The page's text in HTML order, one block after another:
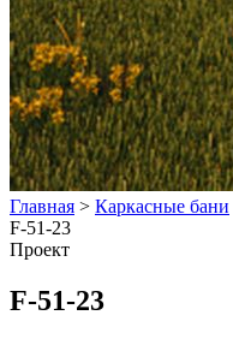
Главная > Каркасные бани
F-51-23
Проект
F-51-23